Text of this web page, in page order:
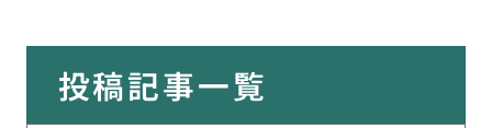
投稿記事一覧